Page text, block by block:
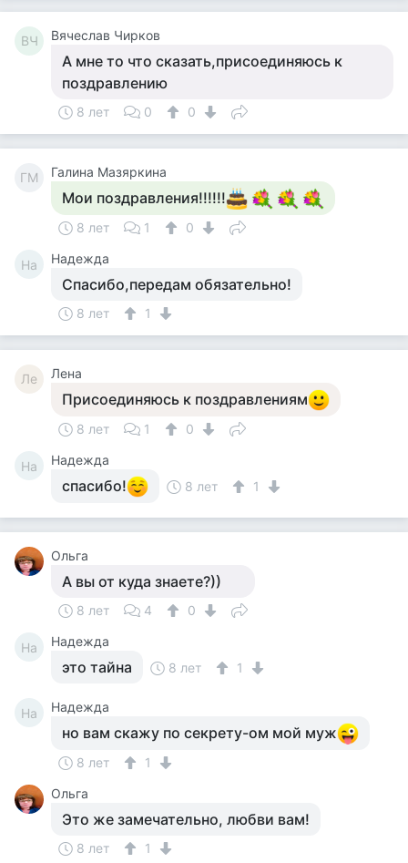
ВЧ Вячеслав Чирков
А мне то что сказать,присоединяюсь к
поздравлению
8 лет 0 0
ГМ Галина Мазяркина
Мои поздравления!!!!!!
8 лет 1 0
На Надежда
Спасибо,передам обязательно!
8 лет 1
Ле Лена
Присоединяюсь к поздравлениям
8 лет 1 0
На Надежда
спасибо! 8 лет 1
Ольга
А вы от куда знаете?))
8 лет 4 0
На Надежда
это тайна 8 лет 1
На Надежда
но вам скажу по секрету-ом мой муж
8 лет
1
Ольга
Это же замечательно, любви вам!
8 лет 1